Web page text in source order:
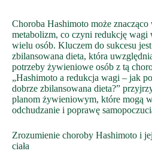
Choroba Hashimoto może znacząco
metabolizm, co czyni redukcję wagi
wielu osób. Kluczem do sukcesu
zbilansowana dieta, która
potrzeby żywieniowe osób z tą
„Hashimoto a redukcja wagi – jak
dobrze zbilansowana dieta?”
planom żywieniowym, które mogą
odchudzanie i poprawę
Zrozumienie choroby Hashimoto i
ciała